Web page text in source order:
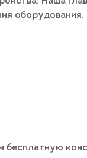
оборудования.
бесплатную